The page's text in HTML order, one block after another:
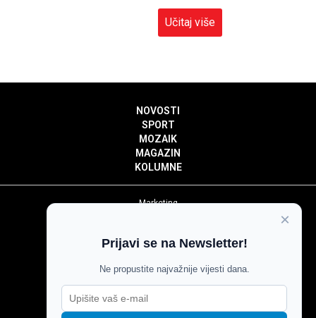
Učitaj više
NOVOSTI
SPORT
MOZAIK
MAGAZIN
KOLUMNE
Marketing
Impressum
Pravila komentiranja
Agroglas
×
Prijavi se na Newsletter!
Ne propustite najvažnije vijesti dana.